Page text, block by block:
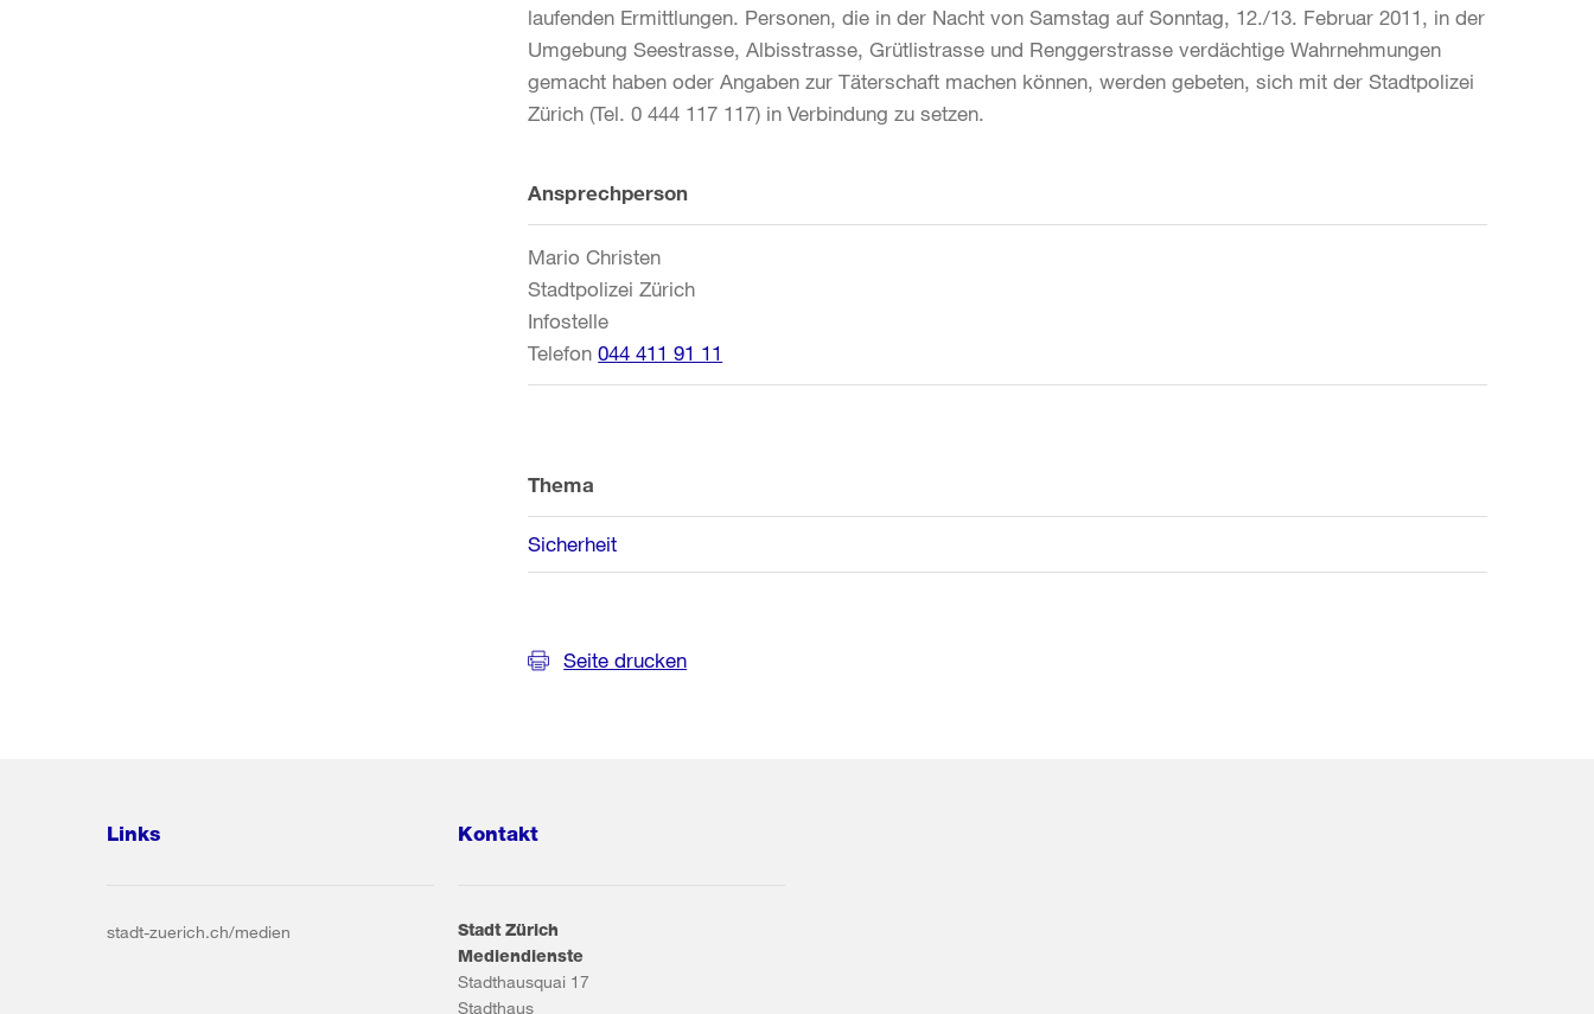
laufenden Ermittlungen. Personen, die in der Nacht von Samstag auf Sonntag, 12./13. Februar 2011, in der
Umgebung Seestrasse, Albisstrasse, Grütlistrasse und Renggerstrasse verdächtige Wahrnehmungen
gemacht haben oder Angaben zur Täterschaft machen können, werden gebeten, sich mit der Stadtpolizei
Zürich (Tel. 0 444 117 117) in Verbindung zu setzen.
Weitere
Informationen
Ansprechperson
Mario Christen
Stadtpolizei Zürich
Infostelle
Telefon 044 411 91 11
Thema
Sicherheit
Seite drucken
Links
stadt-zuerich.ch/medien
Kontakt
Stadt Zürich
Mediendienste
Stadthausquai 17
Stadthaus